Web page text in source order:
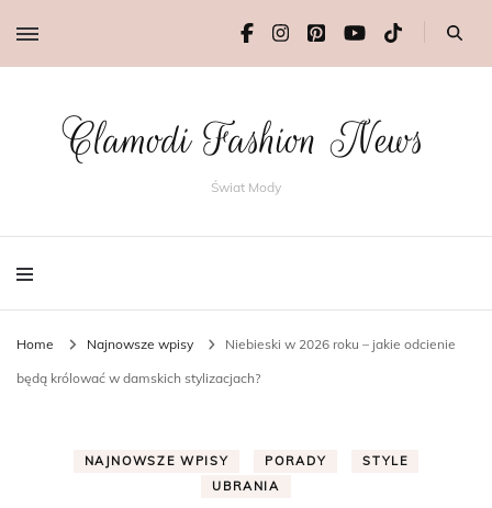
Clamodi Fashion News
Świat Mody
Home Najnowsze wpisy Niebieski w 2026 roku – jakie odcienie
będą królować w damskich stylizacjach?
NAJNOWSZE WPISY PORADY
STYLE
UBRANIA